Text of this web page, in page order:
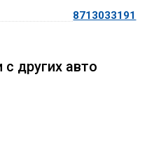
8713033191
других авто